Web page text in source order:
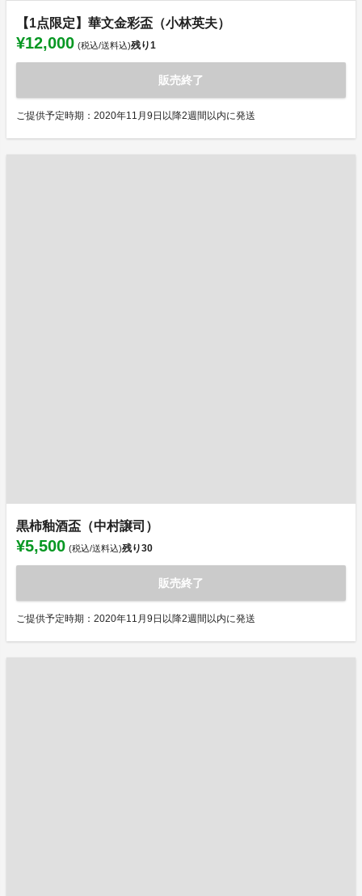
【1点限定】華文金彩盃（小林英夫）
¥12,000 (税込/送料込)残り1
販売終了
ご提供予定時期：2020年11月9日以降2週間以内に発送
黒柿釉酒盃（中村譲司）
¥5,500 (税込/送料込)残り30
販売終了
ご提供予定時期：2020年11月9日以降2週間以内に発送